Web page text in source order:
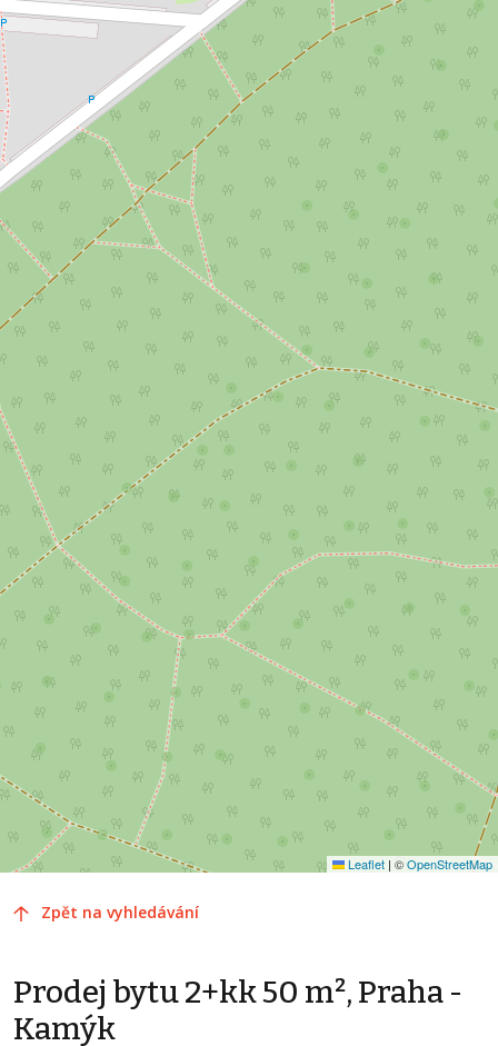
Leaflet | ©OpenStreetMap
Zpět na vyhledávání
Prodej bytu 2+kk 50 m², Praha -
Kamýk